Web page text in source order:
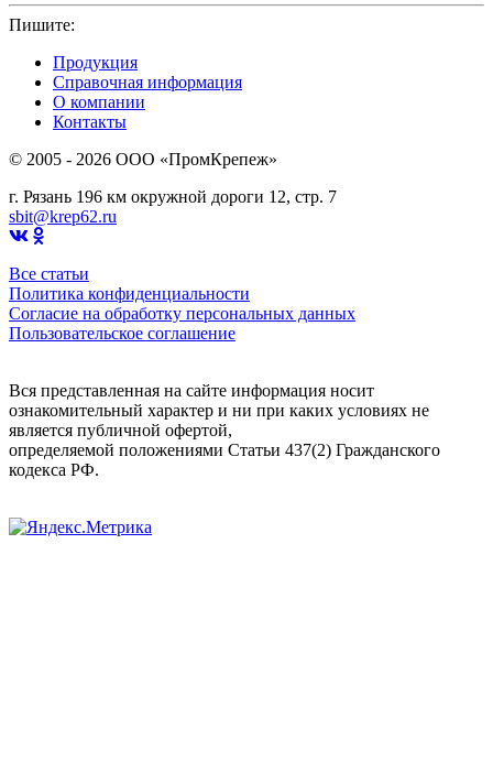
Пишите:
Продукция
Справочная информация
О компании
Контакты
© 2005 - 2026 OOO «ПромКрепеж»
г. Рязань 196 км окружной дороги 12, стр. 7
sbit@krep62.ru
Все статьи
Политика конфиденциальности
Согласие на обработку персональных данных
Пользовательское соглашение
Вся представленная на сайте информация носит
ознакомительный характер и ни при каких условиях не
является публичной офертой,
определяемой положениями Статьи 437(2) Гражданского
кодекса РФ.